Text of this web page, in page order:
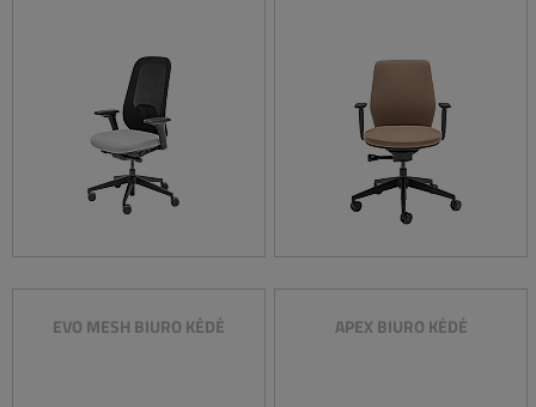
EVO MESH BIURO KĖDĖ APEX BIURO KĖDĖ